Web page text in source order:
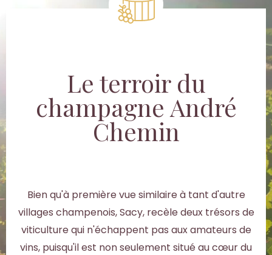
Le terroir du
champagne André
Chemin
Bien qu'à première vue similaire à tant d'autre
villages champenois, Sacy, recèle deux trésors de
viticulture qui n'échappent pas aux amateurs de
vins, puisqu'il est non seulement situé au cœur du